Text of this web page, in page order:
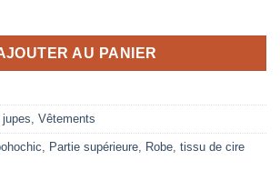
Yayefall
AU PANIER
jupes, Vêtements
, Partie supérieure, Robe, tissu de cire